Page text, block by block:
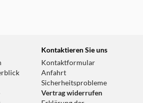
Kontaktieren Sie uns
Kontaktformular
Anfahrt
Sicherheitsprobleme
Vertrag widerrufen